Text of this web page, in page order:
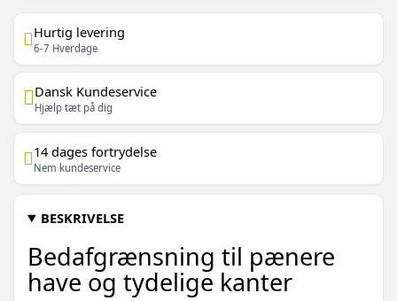
Hurtig levering
6-7 Hverdage
Dansk Kundeservice
Hjælp tæt på dig
14 dages fortrydelse
Nem kundeservice
BESKRIVELSE
Bedafgrænsning til pænere
have og tydelige kanter